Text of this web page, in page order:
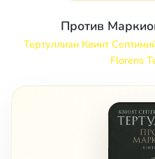
Против
Тертуллиан Квинт
Florens